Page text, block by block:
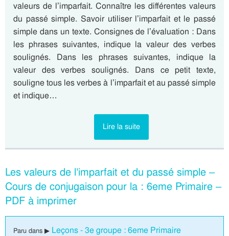
valeurs de l’imparfait. Connaître les différentes valeurs
du passé simple. Savoir utiliser l’imparfait et le passé
simple dans un texte. Consignes de l’évaluation : Dans
les phrases suivantes, indique la valeur des verbes
soulignés. Dans les phrases suivantes, indique la
valeur des verbes soulignés. Dans ce petit texte,
souligne tous les verbes à l’imparfait et au passé simple
et indique…
Lire la suite
Les valeurs de l’imparfait et du passé simple –
Cours de conjugaison pour la : 6eme Primaire –
PDF à imprimer
Paru dans ▶ Leçons - 3e groupe : 6eme Primaire